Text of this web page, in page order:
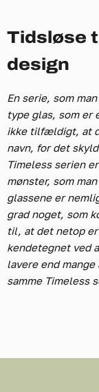
Tidsløse
design
En serie, som
type glas, som er
ikke tilfældigt, at
navn, for det
Timeless serien
mønster, som
glassene er
grad noget, som
til, at det netop
kendetegnet ved
lavere end mange
samme Timeless